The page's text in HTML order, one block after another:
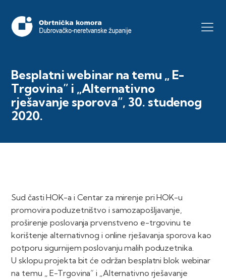
Besplatni webinar na temu „ E-
Trgovina” i „Alternativno
rješavanje sporova”, 30. studenog
2020.
Sud časti HOK-a i Centar za mirenje pri HOK-u
promovira poduzetništvo i samozapošljavanje,
proširenje poslovanja prvenstveno e-trgovinu te
korištenje alternativnog i online rješavanja sporova kao
potporu sigurnijem poslovanju malih poduzetnika.
U sklopu projekta bit će održan besplatni blok webinar
na temu „ E-Trgovina” i „Alternativno rješavanje